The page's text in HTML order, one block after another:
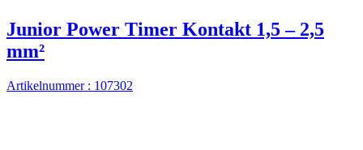
Junior Power Timer Kontakt 1,5 – 2,5
mm²
Artikelnummer : 107302